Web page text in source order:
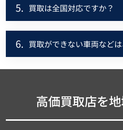
5. 買取は全国対応ですか？
6. 買取ができない車両など
高価買取店を